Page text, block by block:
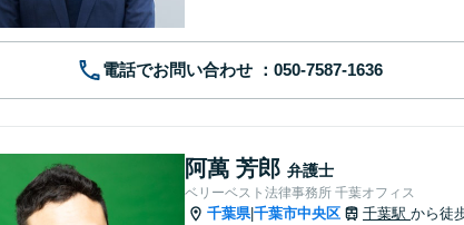
電話でお問い合わせ
阿萬 芳郎 弁護士
ベリーベスト法律事務所 千葉オフィス
千葉県|千葉市中央区 千葉駅 から徒